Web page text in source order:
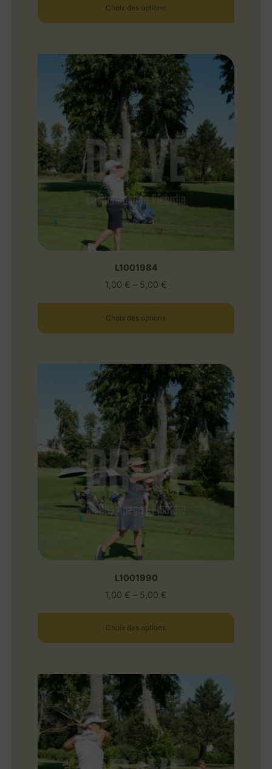
Choix des options
L1001984
1,00 € – 5,00 €
Choix des options
L1001990
1,00 € – 5,00 €
Choix des options